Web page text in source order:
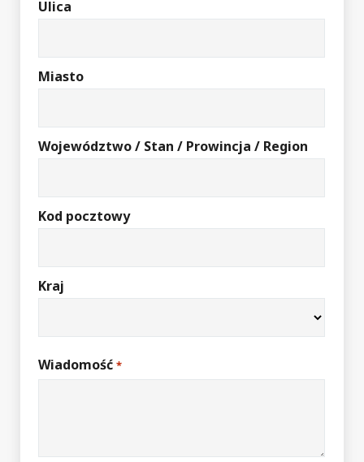
Ulica
Miasto
Województwo / Stan / Prowincja / Region
Kod pocztowy
Kraj
Wiadomość *